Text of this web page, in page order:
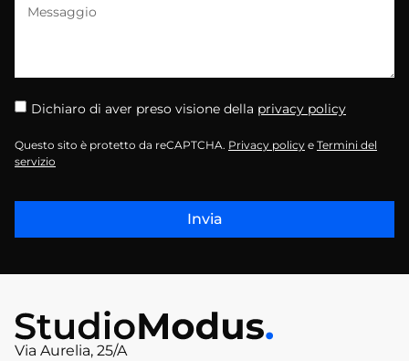
Via Aurelia, 25/A
Dichiaro di aver preso visione della privacy policy
Questo sito è protetto da reCAPTCHA. Privacy policy e Termini del
servizio
Invia